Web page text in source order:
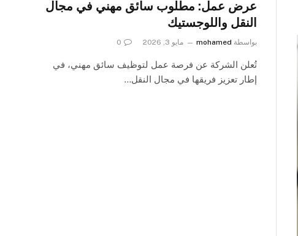
عرض عمل: مطلوب سائق مهني في مجال
النقل واللوجستيك
بواسطة mohamed مايو 3, 2026 0
تُعلن الشركة عن فرصة عمل لتوظيف سائق مهني، في
إطار تعزيز فريقها في مجال النقل…